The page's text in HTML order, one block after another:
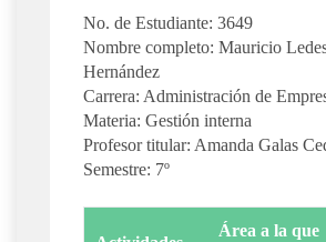
No. de Estudiante: 3649
Nombre completo: Mauricio
Hernández
Carrera: Administración de
Materia: Gestión interna
Profesor titular: Amanda Galas
Semestre: 7º
Área a la que